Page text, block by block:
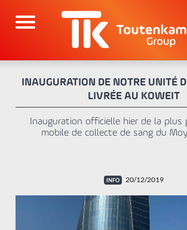
contenu
INAUGURATION DE NOTRE UNITÉ
LIVRÉE AU KOWEIT
Inauguration officielle hier de la plus
mobile de collecte de sang du
20/12/2019